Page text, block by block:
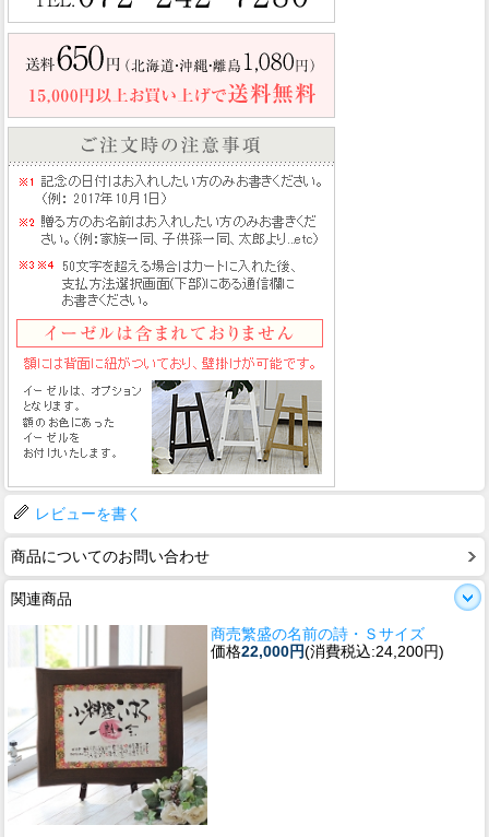
レビューを書く
商品についてのお問い合わせ
関連商品
商売繁盛の名前の詩・Ｓサイズ
価格22,000円(消費税込:24,200円)